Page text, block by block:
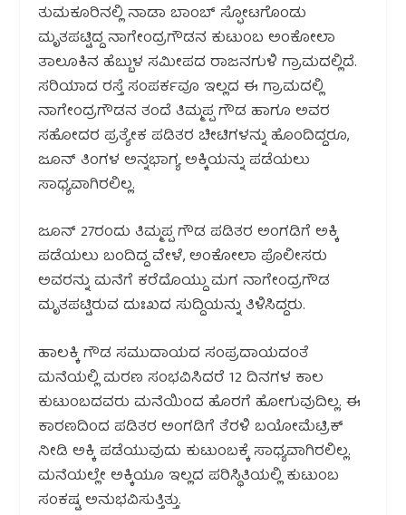
ತುಮಕೂರಿನಲ್ಲಿ ನಾಡಾ ಬಾಂಬ್ ಸ್ಫೋಟಗೊಂಡು
ಮೃತಪಟ್ಟಿದ್ದ ನಾಗೇಂದ್ರಗೌಡನ ಕುಟುಂಬ ಅಂಕೋಲಾ
ತಾಲೂಕಿನ ಹೆಬ್ಬುಳ ಸಮೀಪದ ರಾಜನಗುಳಿ ಗ್ರಾಮದಲ್ಲಿದೆ.
ಸರಿಯಾದ ರಸ್ತೆ ಸಂಪರ್ಕವೂ ಇಲ್ಲದ ಈ ಗ್ರಾಮದಲ್ಲಿ
ನಾಗೇಂದ್ರಗೌಡನ ತಂದೆ ತಿಮ್ಮಪ್ಪ ಗೌಡ ಹಾಗೂ ಅವರ
ಸಹೋದರ ಪ್ರತ್ಯೇಕ ಪಡಿತರ ಚೀಟಿಗಳನ್ನು ಹೊಂದಿದ್ದರೂ,
ಜೂನ್ ತಿಂಗಳ ಅನ್ನಭಾಗ್ಯ ಅಕ್ಕಿಯನ್ನು ಪಡೆಯಲು
ಸಾಧ್ಯವಾಗಿರಲಿಲ್ಲ.
ಜೂನ್ 27ರಂದು ತಿಮ್ಮಪ್ಪ ಗೌಡ ಪಡಿತರ ಅಂಗಡಿಗೆ ಅಕ್ಕಿ
ಪಡೆಯಲು ಬಂದಿದ್ದ ವೇಳೆ, ಅಂಕೋಲಾ ಪೊಲೀಸರು
ಅವರನ್ನು ಮನೆಗೆ ಕರೆದೊಯ್ದು ಮಗ ನಾಗೇಂದ್ರಗೌಡ
ಮೃತಪಟ್ಟಿರುವ ದುಃಖದ ಸುದ್ದಿಯನ್ನು ತಿಳಿಸಿದ್ದರು.
ಹಾಲಕ್ಕಿ ಗೌಡ ಸಮುದಾಯದ ಸಂಪ್ರದಾಯದಂತೆ
ಮನೆಯಲ್ಲಿ ಮರಣ ಸಂಭವಿಸಿದರೆ 12 ದಿನಗಳ ಕಾಲ
ಕುಟುಂಬದವರು ಮನೆಯಿಂದ ಹೊರಗೆ ಹೋಗುವುದಿಲ್ಲ. ಈ
ಕಾರಣದಿಂದ ಪಡಿತರ ಅಂಗಡಿಗೆ ತೆರಳಿ ಬಯೋಮೆಟ್ರಿಕ್
ನೀಡಿ ಅಕ್ಕಿ ಪಡೆಯುವುದು ಕುಟುಂಬಕ್ಕೆ ಸಾಧ್ಯವಾಗಿರಲಿಲ್ಲ.
ಮನೆಯಲ್ಲೇ ಅಕ್ಕಿಯೂ ಇಲ್ಲದ ಪರಿಸ್ಥಿತಿಯಲ್ಲಿ ಕುಟುಂಬ
ಸಂಕಷ್ಟ ಅನುಭವಿಸುತ್ತಿತ್ತು.